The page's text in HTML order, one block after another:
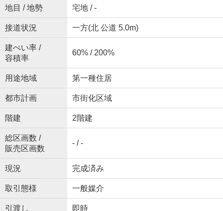
地目 / 地勢 宅地 / -
接道状況 一方(北 公道 5.0m)
建ぺい率 /
容積率
60% / 200%
用途地域 第一種住居
都市計画 市街化区域
階建 2階建
総区画数 /
販売区画数
- / -
現況 完成済み
取引態様 一般媒介
引渡し 即時